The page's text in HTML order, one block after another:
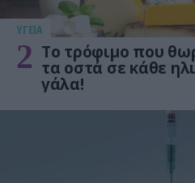
ΥΓΕΙΑ
2 Το τρόφιμο που
τα οστά σε κάθε
γάλα!